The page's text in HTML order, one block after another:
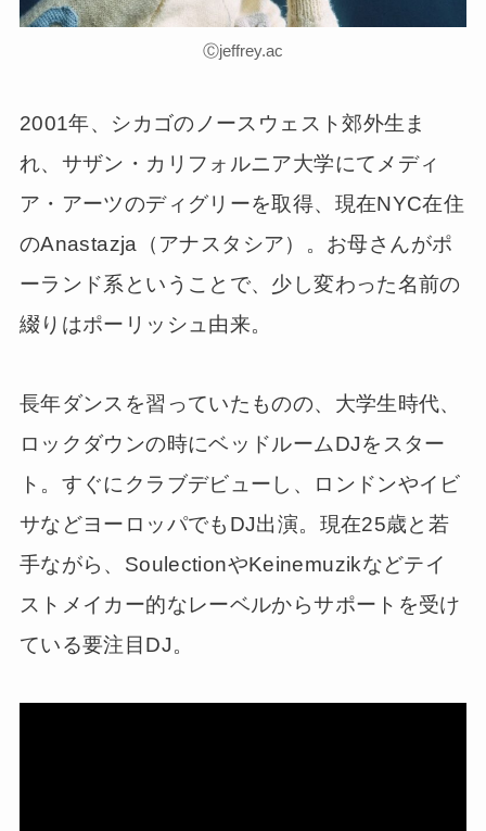
Ⓒjeffrey.ac
2001年、シカゴのノースウェスト郊外生ま
れ、サザン・カリフォルニア大学にてメディ
ア・アーツのディグリーを取得、現在NYC在住
のAnastazja（アナスタシア）。お母さんがポ
ーランド系ということで、少し変わった名前の
綴りはポーリッシュ由来。
長年ダンスを習っていたものの、大学生時代、
ロックダウンの時にベッドルームDJをスター
ト。すぐにクラブデビューし、ロンドンやイビ
サなどヨーロッパでもDJ出演。現在25歳と若
手ながら、SoulectionやKeinemuzikなどテイ
ストメイカー的なレーベルからサポートを受け
ている要注目DJ。